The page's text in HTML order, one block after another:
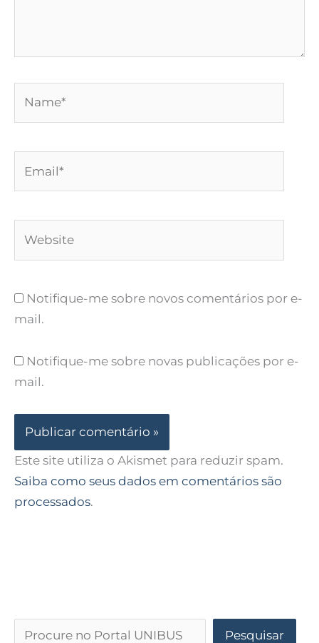
Notifique-me sobre novos comentários por e-
mail.
Notifique-me sobre novas publicações por e-
mail.
Este site utiliza o Akismet para reduzir spam.
Saiba como seus dados em comentários são
processados.
Pesquisar